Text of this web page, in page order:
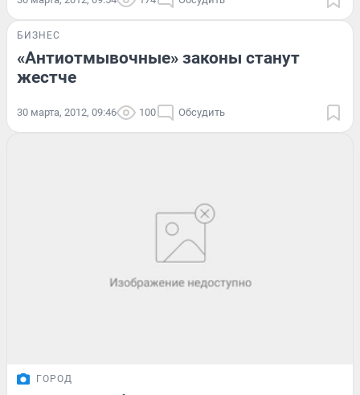
БИЗНЕС
«Антиотмывочные» законы станут
жестче
30 марта, 2012, 09:46 100 Обсудить
ГОРОД